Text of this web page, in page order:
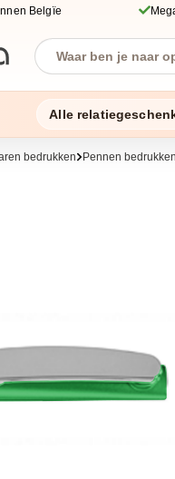
Belgïe
Alle
bedrukken Pennen